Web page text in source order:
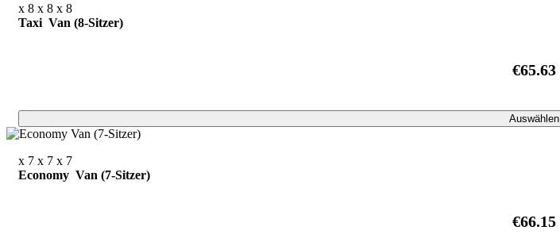
x 8 x 8 x 8
Taxi Van (8-Sitzer)
€65.63
Auswählen
x 7 x 7 x 7
Economy Van (7-Sitzer)
€66.15